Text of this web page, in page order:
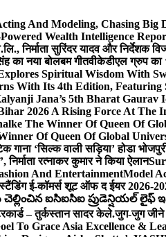
And Modeling, Chasing Big
Wealth Intelligence
निर्माता सुरिंदर यादव और निर्देशक
का नया बोलबम गीतवीकेडीएल ग्रुप का
Spiritual Wisdom With
With Its 4th Edition, Featuring
Jana’s 5th Bharat Gaurav
2026 A Rising Force At The
The Winner Of Queen Of
Of Queen Of Global
गाना ‘सिल्क वाली सड़िया’ होडा
रत्नाकर कुमार ने किया ऐलान
And EntertainmentModel
ई-कॉमर्स शूट ऑफ द ईयर 2026-
ఐసిఐసిఐ ప్రుడెన్షియల్ లైఫ్
– तुर्कस्तान सादर केले.जुग-जुग जीने
To Grace Asia Excellence &